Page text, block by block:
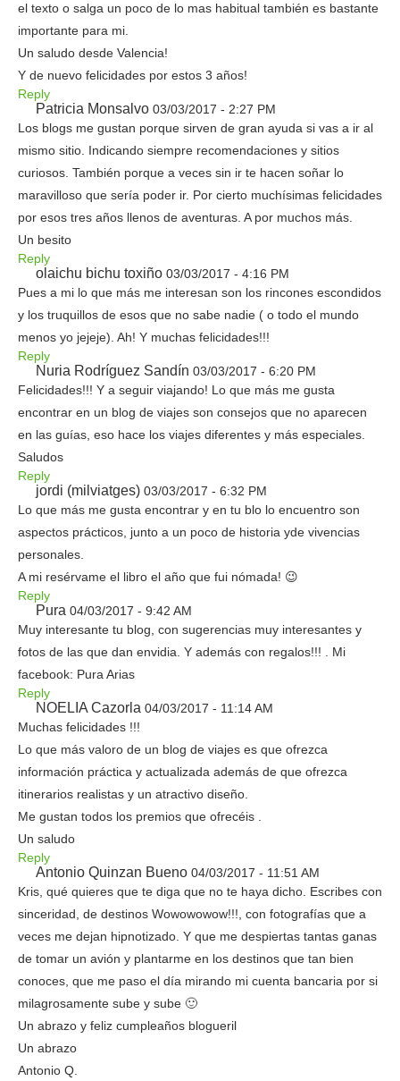
el texto o salga un poco de lo mas habitual también es bastante
importante para mi.
Un saludo desde Valencia!
Y de nuevo felicidades por estos 3 años!
Reply
Patricia Monsalvo 03/03/2017 - 2:27 PM
Los blogs me gustan porque sirven de gran ayuda si vas a ir al
mismo sitio. Indicando siempre recomendaciones y sitios
curiosos. También porque a veces sin ir te hacen soñar lo
maravilloso que sería poder ir. Por cierto muchísimas felicidades
por esos tres años llenos de aventuras. A por muchos más.
Un besito
Reply
olaichu bichu toxiño 03/03/2017 - 4:16 PM
Pues a mi lo que más me interesan son los rincones escondidos
y los truquillos de esos que no sabe nadie ( o todo el mundo
menos yo jejeje). Ah! Y muchas felicidades!!!
Reply
Nuria Rodríguez Sandín 03/03/2017 - 6:20 PM
Felicidades!!! Y a seguir viajando! Lo que más me gusta
encontrar en un blog de viajes son consejos que no aparecen
en las guías, eso hace los viajes diferentes y más especiales.
Saludos
Reply
jordi (milviatges) 03/03/2017 - 6:32 PM
Lo que más me gusta encontrar y en tu blo lo encuentro son
aspectos prácticos, junto a un poco de historia yde vivencias
personales.
A mi resérvame el libro el año que fui nómada! 😉
Reply
Pura 04/03/2017 - 9:42 AM
Muy interesante tu blog, con sugerencias muy interesantes y
fotos de las que dan envidia. Y además con regalos!!! . Mi
facebook: Pura Arias
Reply
NOELIA Cazorla 04/03/2017 - 11:14 AM
Muchas felicidades !!!
Lo que más valoro de un blog de viajes es que ofrezca
información práctica y actualizada además de que ofrezca
itinerarios realistas y un atractivo diseño.
Me gustan todos los premios que ofrecéis .
Un saludo
Reply
Antonio Quinzan Bueno 04/03/2017 - 11:51 AM
Kris, qué quieres que te diga que no te haya dicho. Escribes con
sinceridad, de destinos Wowowowow!!!, con fotografías que a
veces me dejan hipnotizado. Y que me despiertas tantas ganas
de tomar un avión y plantarme en los destinos que tan bien
conoces, que me paso el día mirando mi cuenta bancaria por si
milagrosamente sube y sube 🙂
Un abrazo y feliz cumpleaños blogueril
Un abrazo
Antonio Q.